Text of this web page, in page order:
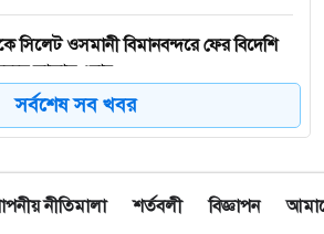
সিলেট ওসমানী বিমানবন্দরে ফের বিদেশি
সালামএয়ার
মিনিস্টার্স গোল্ডকাপ ফুটবল টুর্নামেন্ট
নিয়ে সিলেটে আত্মগোপন, মাজার
সর্বশেষ সব খবর
নীতিমালা শর্তবলী বিজ্ঞাপন